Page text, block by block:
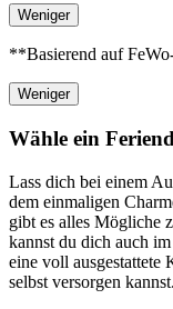
Weniger
**Basierend auf
Weniger
Wähle ein
Lass dich bei einem
dem einmaligen
gibt es alles Mögliche
kannst du dich auch
eine voll ausgestattete
selbst versorgen kannst.